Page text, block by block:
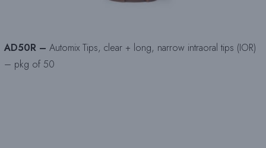
AD50R – Automix Tips, clear + long, narrow intraoral tips (IOR)
– pkg of 50